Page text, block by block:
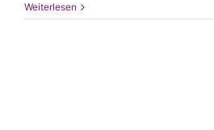
Weiterlesen